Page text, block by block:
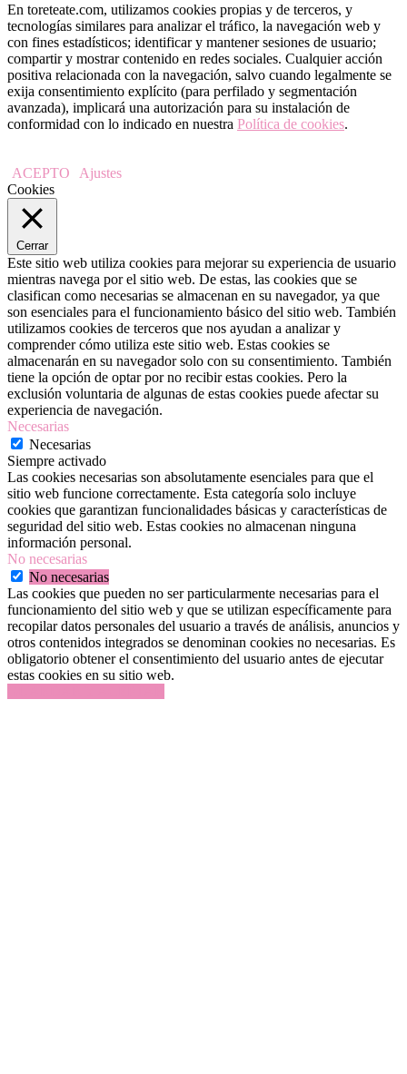
En toreteate.com, utilizamos cookies propias y de terceros, y
tecnologías similares para analizar el tráfico, la navegación web y
con fines estadísticos; identificar y mantener sesiones de usuario;
compartir y mostrar contenido en redes sociales. Cualquier acción
positiva relacionada con la navegación, salvo cuando legalmente se
exija consentimiento explícito (para perfilado y segmentación
avanzada), implicará una autorización para su instalación de
conformidad con lo indicado en nuestra Política de cookies.
ACEPTO
Ajustes
Cookies
Cerrar
Este sitio web utiliza cookies para mejorar su experiencia de usuario
mientras navega por el sitio web. De estas, las cookies que se
clasifican como necesarias se almacenan en su navegador, ya que
son esenciales para el funcionamiento básico del sitio web. También
utilizamos cookies de terceros que nos ayudan a analizar y
comprender cómo utiliza este sitio web. Estas cookies se
almacenarán en su navegador solo con su consentimiento. También
tiene la opción de optar por no recibir estas cookies. Pero la
exclusión voluntaria de algunas de estas cookies puede afectar su
experiencia de navegación.
Necesarias
Necesarias
Siempre activado
Las cookies necesarias son absolutamente esenciales para que el
sitio web funcione correctamente. Esta categoría solo incluye
cookies que garantizan funcionalidades básicas y características de
seguridad del sitio web. Estas cookies no almacenan ninguna
información personal.
No necesarias
No necesarias
Las cookies que pueden no ser particularmente necesarias para el
funcionamiento del sitio web y que se utilizan específicamente para
recopilar datos personales del usuario a través de análisis, anuncios y
otros contenidos integrados se denominan cookies no necesarias. Es
obligatorio obtener el consentimiento del usuario antes de ejecutar
estas cookies en su sitio web.